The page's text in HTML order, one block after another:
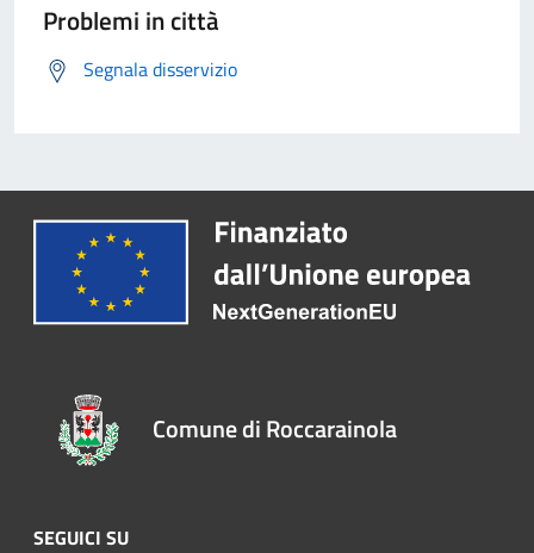
Problemi in città
Segnala disservizio
Comune di Roccarainola
SEGUICI SU